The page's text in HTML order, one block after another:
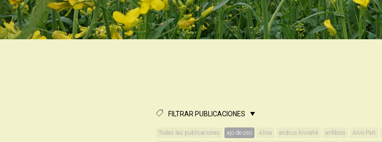
FILTRAR PUBLICACIONES
Todas las publicaciones ajo de oso Alina andrus kivirähk anfibios Arvo Pärt